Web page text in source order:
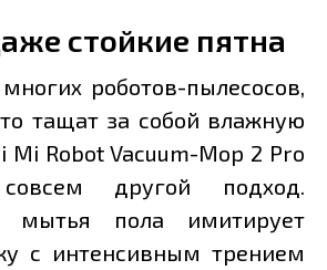
стойкие пятна
роботов-пылесосов,
тащат за собой влажную
Mi Robot Vacuum-Mop 2 Pro
совсем другой подход.
мытья пола имитирует
с интенсивным трением